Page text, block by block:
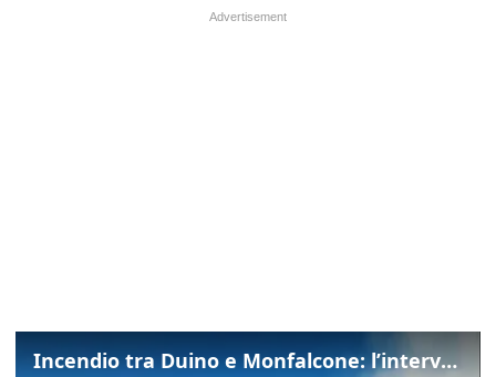
Incendio tra Duino e Monfalcone: l’intervento dei vigili del fuoco